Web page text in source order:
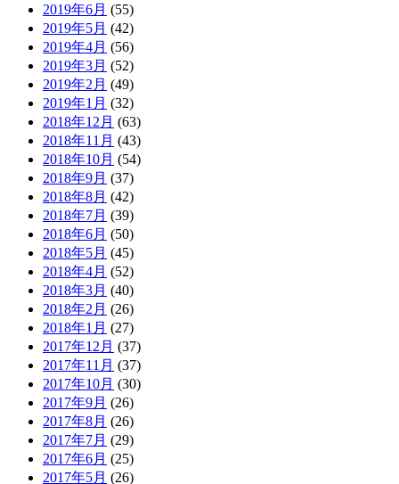
2019年6月 (55)
2019年5月 (42)
2019年4月 (56)
2019年3月 (52)
2019年2月 (49)
2019年1月 (32)
2018年12月 (63)
2018年11月 (43)
2018年10月 (54)
2018年9月 (37)
2018年8月 (42)
2018年7月 (39)
2018年6月 (50)
2018年5月 (45)
2018年4月 (52)
2018年3月 (40)
2018年2月 (26)
2018年1月 (27)
2017年12月 (37)
2017年11月 (37)
2017年10月 (30)
2017年9月 (26)
2017年8月 (26)
2017年7月 (29)
2017年6月 (25)
2017年5月 (26)